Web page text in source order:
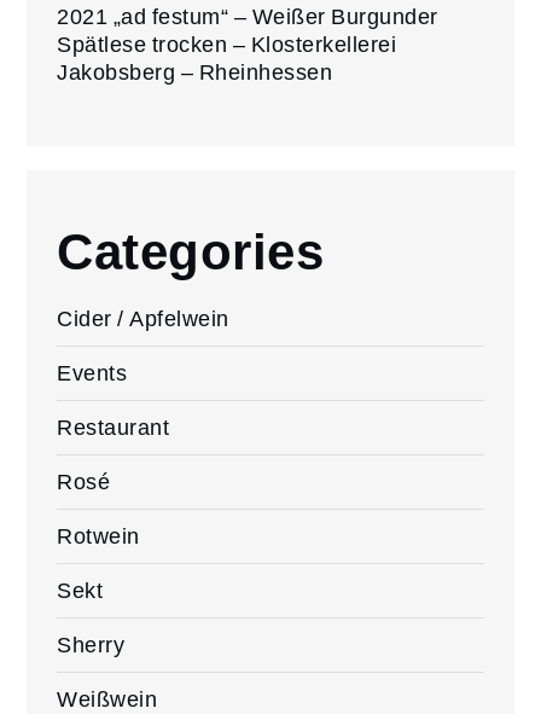
2021 „ad festum“ – Weißer Burgunder
Spätlese trocken – Klosterkellerei
Jakobsberg – Rheinhessen
Categories
Cider / Apfelwein
Events
Restaurant
Rosé
Rotwein
Sekt
Sherry
Weißwein